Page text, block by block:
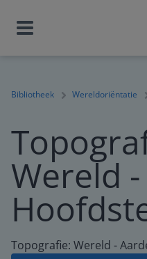
Bibliotheek Wereldoriëntatie
Wereld
Topografie: Wereld -